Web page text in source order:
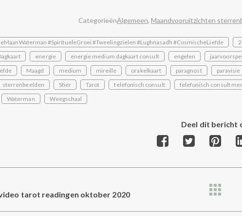
CategorieënAlgemeen, Maandvooruitzichten
#SpiritueleGroei #Tweelingzielen #Lughnasadh #CosmischeLiefde
energie energie medium dagkaart consult engelen
Maagd medium mireille orakelkaart paragnost paravisie
sterrenbeelden Stier Tarot telefonisch consult telefonisch consult
Waterman Weegschaal
Deel dit bericht
Share
Facebook
Share
Twitter
Share
tarot readingen oktober 2020